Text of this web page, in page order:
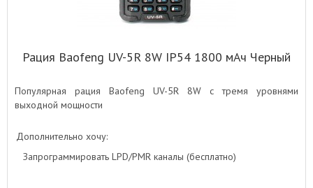
Рация Baofeng UV-5R 8W IP54 1800 мАч Черный
Популярная рация Baofeng UV-5R 8W с тремя уровнями
выходной мощности
Дополнительно хочу:
Запрограммировать LPD/PMR каналы (бесплатно)